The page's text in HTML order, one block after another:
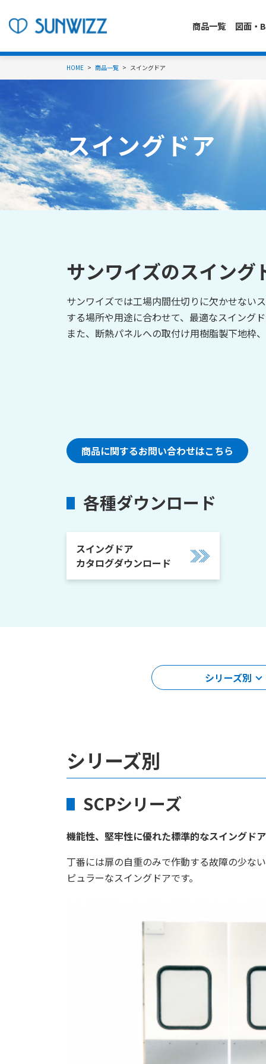
商品一覧 図面・
HOME 商品一覧 スイングドア
スイングドア
サンワイズのスイング
サンワイズでは工場内間仕切りに欠かせない
する場所や用途に合わせて、最適なスイング
また、断熱パネルへの取付け用樹脂製下地枠
商品に関するお問い合わせはこちら
各種ダウンロード
スイングドア
カタログダウンロード
シリーズ別
シリーズ別
SCPシリーズ
機能性、堅牢性に優れた標準的なスイングドア
丁番には扉の自重のみで作動する故障の少な
ピュラーなスイングドアです。